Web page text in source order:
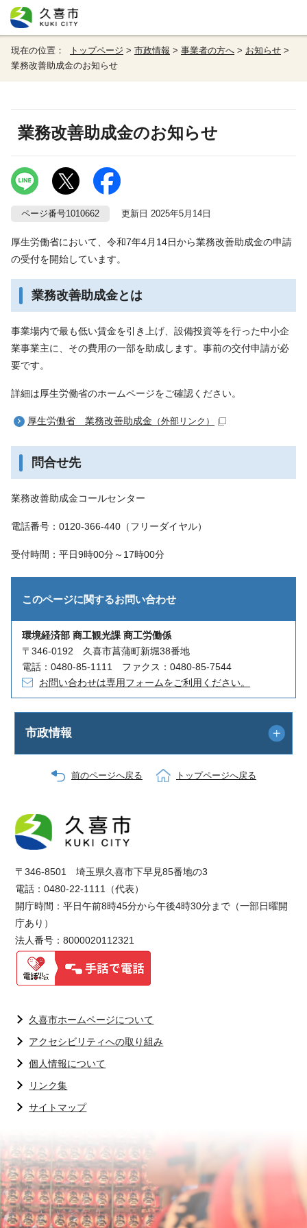
現在の位置： トップページ > 市政情報 > 事業者の方へ > お知らせ >
業務改善助成金のお知らせ
業務改善助成金のお知らせ
ページ番号1010662 更新日 2025年5月14日
厚生労働省において、令和7年4月14日から業務改善助成金の申請
の受付を開始しています。
業務改善助成金とは
事業場内で最も低い賃金を引き上げ、設備投資等を行った中小企
業事業主に、その費用の一部を助成します。事前の交付申請が必
要です。
詳細は厚生労働省のホームページをご確認ください。
厚生労働省 業務改善助成金 （外部リンク）
問合せ先
業務改善助成金コールセンター
電話番号：0120-366-440（フリーダイヤル）
受付時間：平日9時00分～17時00分
このページに関するお問い合わせ
環境経済部 商工観光課 商工労働係
〒346-0192 久喜市菖蒲町新堀38番地
電話：0480-85-1111 ファクス：0480-85-7544
お問い合わせは専用フォームをご利用ください。
市政情報
前のページへ戻る トップページへ戻る
〒346-8501 埼玉県久喜市下早見85番地の3
電話：0480-22-1111（代表）
開庁時間：平日午前8時45分から午後4時30分まで（一部日曜開
庁あり）
法人番号：8000020112321
久喜市ホームページについて
アクセシビリティへの取り組み
個人情報について
リンク集
サイトマップ